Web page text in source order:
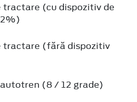
tractare (cu dispozitiv de
tractare (fără dispozitiv
(8 / 12 grade)